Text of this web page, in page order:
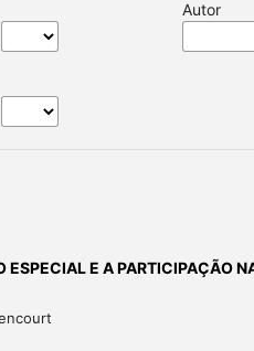
Autor
E A PARTICIPAÇÃO